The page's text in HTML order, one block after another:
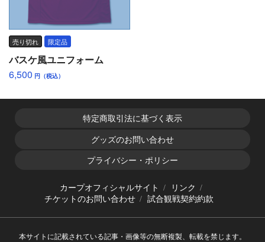
売り切れ 限定品
バスケ風ユニフォーム
6,500 円（税込）
特定商取引法に基づく表示
グッズのお問い合わせ
プライバシー・ポリシー
カープオフィシャルサイト
リンク
チケットのお問い合わせ
試合観戦契約約款
本サイトに記載されている記事・画像等の無断複製、転載を禁じます。